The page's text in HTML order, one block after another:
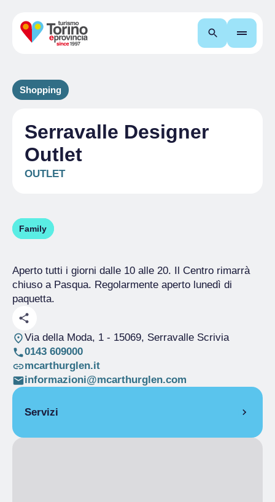
Cerca
Shopping
Serravalle Designer
Outlet
OUTLET
Family
Aperto tutti i giorni dalle 10 alle 20. Il Centro rimarrà
chiuso a Pasqua. Regolarmente aperto lunedì di
paquetta.
Via della Moda, 1- 15069, Serravalle Scrivia
0143 609000
mcarthurglen.it
informazioni@mcarthurglen.com
Servizi